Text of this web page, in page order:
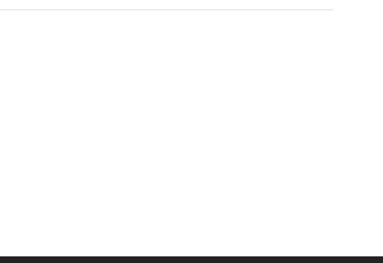
Wavre BelgiumElektronische contactgegevens:info@biorius.com/+32 2 888 4010